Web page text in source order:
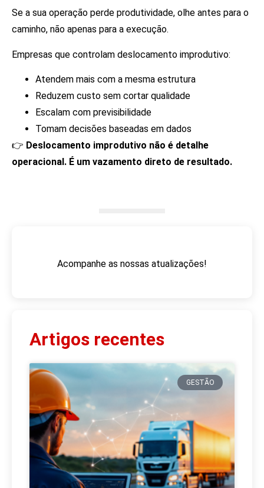
Se a sua operação perde produtividade, olhe antes para o
caminho, não apenas para a execução.
Empresas que controlam deslocamento improdutivo:
Atendem mais com a mesma estrutura
Reduzem custo sem cortar qualidade
Escalam com previsibilidade
Tomam decisões baseadas em dados
👉 Deslocamento improdutivo não é detalhe
operacional. É um vazamento direto de resultado.
Acompanhe as nossas atualizações!
Artigos recentes
GESTÃO